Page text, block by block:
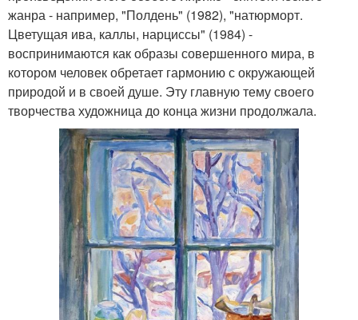
жанра - например, "Полдень" (1982), "натюрморт.
Цветущая ива, каллы, нарциссы" (1984) -
воспринимаются как образы совершенного мира, в
котором человек обретает гармонию с окружающей
природой и в своей душе. Эту главную тему своего
творчества художница до конца жизни продолжала.